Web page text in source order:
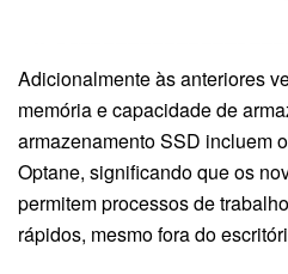
Adicionalmente às anteriores
memória e capacidade de
armazenamento SSD incluem
Optane, significando que os
permitem processos de
rápidos, mesmo fora do